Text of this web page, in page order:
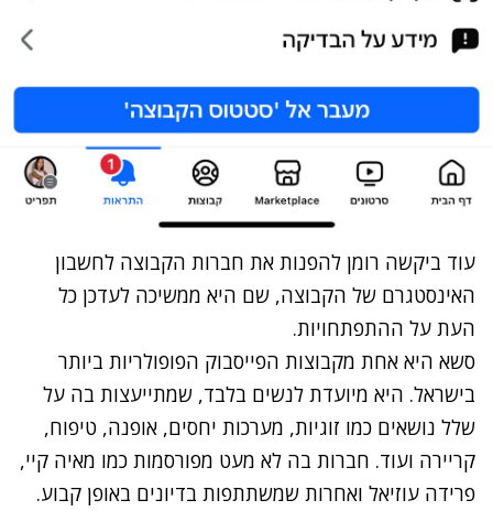
עוד ביקשה רומן להפנות את חברות הקבוצה לחשבון
האינסטגרם של הקבוצה, שם היא ממשיכה לעדכן כל
העת על ההתפתחויות.
סשא היא אחת מקבוצות הפייסבוק הפופולריות ביותר
בישראל. היא מיועדת לנשים בלבד, שמתייעצות בה על
שלל נושאים כמו זוגיות, מערכות יחסים, אופנה, טיפוח,
קריירה ועוד. חברות בה לא מעט מפורסמות כמו מאיה קיי,
פרידה עוזיאל ואחרות שמשתתפות בדיונים באופן קבוע.